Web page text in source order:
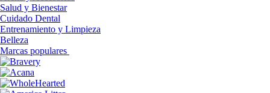
Salud y Bienestar
Cuidado Dental
Entrenamiento y Limpieza
Belleza
Marcas populares